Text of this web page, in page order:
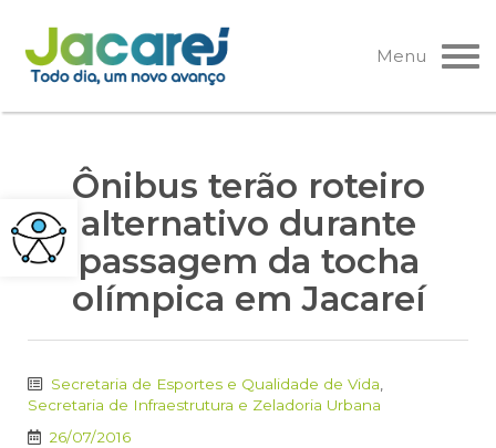
Pular
para
o
Menu
Ônibus terão roteiro
alternativo durante
passagem da tocha
olímpica em Jacareí
Secretaria de Esportes e Qualidade de Vida
Secretaria de Infraestrutura e Zeladoria Urbana
26/07/2016